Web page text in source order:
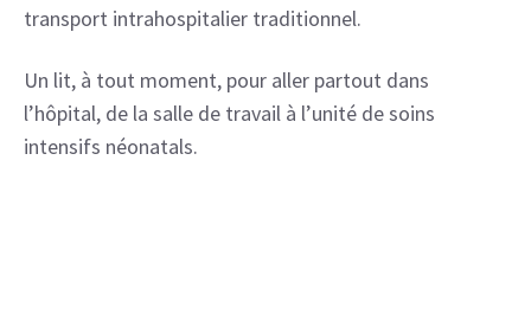
transport intrahospitalier traditionnel.
Un lit, à tout moment, pour aller partout dans
l’hôpital, de la salle de travail à l’unité de soins
intensifs néonatals.